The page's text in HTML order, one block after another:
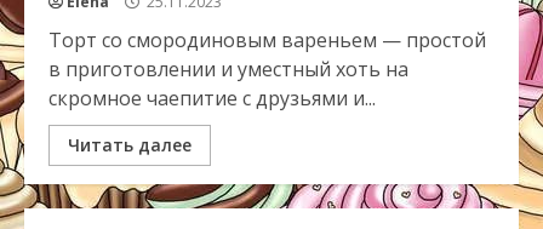
Торт со смородиновым вареньем — простой
в приготовлении и уместный хоть на
скромное чаепитие с друзьями и...
Читать далее